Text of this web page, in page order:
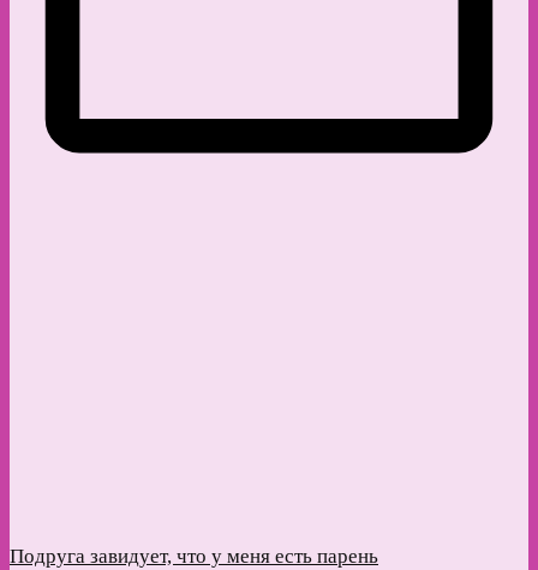
Подруга завидует, что у меня есть парень